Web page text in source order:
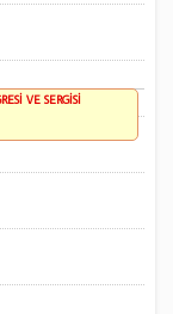
VE SERGİSİ